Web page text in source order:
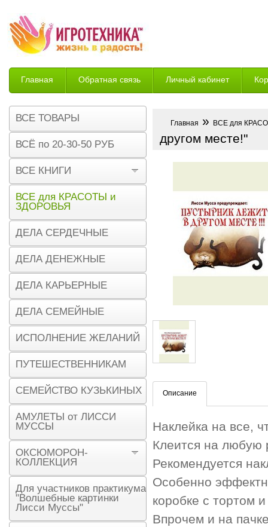
Главная Обратная связь Личный кабинет
Возврат
Главная » ВСЕ для
другом месте!"
Описание
Наклейка на все,
Клеится на любую
Рекомендуется
Особенно
коробке с тортом
Впрочем и на
ВСЕ ТОВАРЫ
ВСЁ по 20-30-50 РУБ
ВСЕ КНИГИ
ВСЕ для КРАСОТЫ и
ЗДОРОВЬЯ
ДЕЛА СЕРДЕЧНЫЕ
ДЕЛА ДЕНЕЖНЫЕ
ДЕЛА КАРЬЕРНЫЕ
ДЕЛА СЕМЕЙНЫЕ
ИСПОЛНЕНИЕ ЖЕЛАНИЙ
ПУТЕШЕСТВЕННИКАМ
СЕМЕЙСТВО КУЗЬКИНЫХ
АМУЛЕТЫ от ЛИССИ
МУССЫ
ОКСЮМОРОН-
КОЛЛЕКЦИЯ
Для участников практикума
"Волшебные картинки
Лисси Муссы"